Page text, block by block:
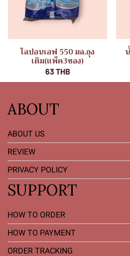
ไลปอนเอฟ 550 มล.ถุง
เติม(แพ็ค3ซอง)
63 THB
ABOUT
ABOUT US
REVIEW
PRIVACY POLICY
SUPPORT
HOW TO ORDER
HOW TO PAYMENT
ORDER TRACKING